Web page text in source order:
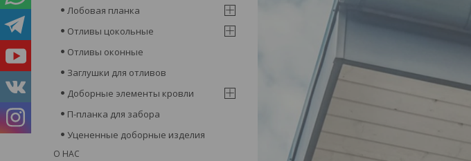
Лобовая планка
Отливы цокольные
Отливы оконные
Заглушки для отливов
Доборные элементы кровли
П-планка для забора
Уцененные доборные изделия
О НАС